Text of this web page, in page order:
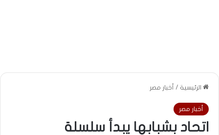
الرئيسية / أخبار مصر
أخبار مصر
اتحاد بشبابها يبدأ سلسلة